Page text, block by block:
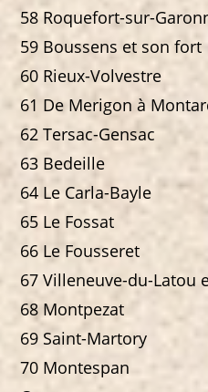
58 Roquefort-sur-
59 Boussens et son fort
60 Rieux-Volvestre
61 De Merigon à
62 Tersac-Gensac
63 Bedeille
64 Le Carla-Bayle
65 Le Fossat
66 Le Fousseret
67 Villeneuve-du-Latou
68 Montpezat
69 Saint-Martory
70 Montespan